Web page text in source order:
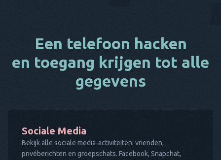
Een telefoon hacken
en toegang krijgen tot alle
gegevens
Sociale Media
Bekijk alle sociale media-activiteiten: vrienden,
privéberichten en groepschats. Facebook, Snapchat,